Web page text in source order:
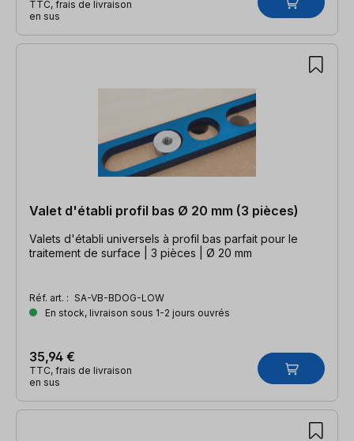
TTC, frais de livraison
en sus
Valet d'établi profil bas Ø 20 mm (3 pièces)
Valets d'établi universels à profil bas parfait pour le
traitement de surface | 3 pièces | Ø 20 mm
Réf. art. : SA-VB-BDOG-LOW
En stock, livraison sous 1-2 jours ouvrés
35,94 €
TTC, frais de livraison
en sus